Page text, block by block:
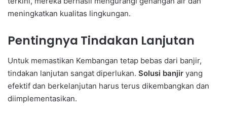
meningkatkan kualitas lingkungan.
Pentingnya Tindakan Lanjutan
Untuk memastikan Kembangan tetap bebas dari banjir,
tindakan lanjutan sangat diperlukan. Solusi banjir yang
efektif dan berkelanjutan harus terus dikembangkan dan
diimplementasikan.